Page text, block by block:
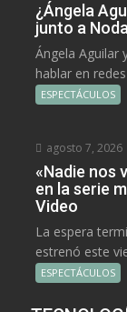
¿Ángela
junto a
Ángela Aguilar
hablar en
ESPECTÁCULOS
agosto 7, 2026
«Nadie nos
en la serie
Video
La espera
estrenó este
ESPECTÁCULOS